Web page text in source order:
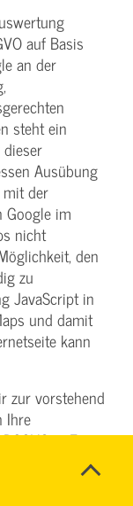
auf Basis
an der
steht ein
Ausübung
mit der
Google im
nicht
den
zu
JavaScript in
und damit
kann
zur vorstehend
Ihre
in Form
können Ihre
für die